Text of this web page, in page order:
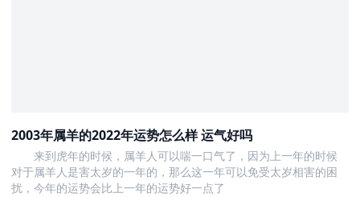
2003年属羊的2022年运势怎么样 运气好吗
来到虎年的时候，属羊人可以喘一口气了，因为上一年的时候
对于属羊人是害太岁的一年的，那么这一年可以免受太岁相害的困
扰，今年的运势会比上一年的运势好一点了